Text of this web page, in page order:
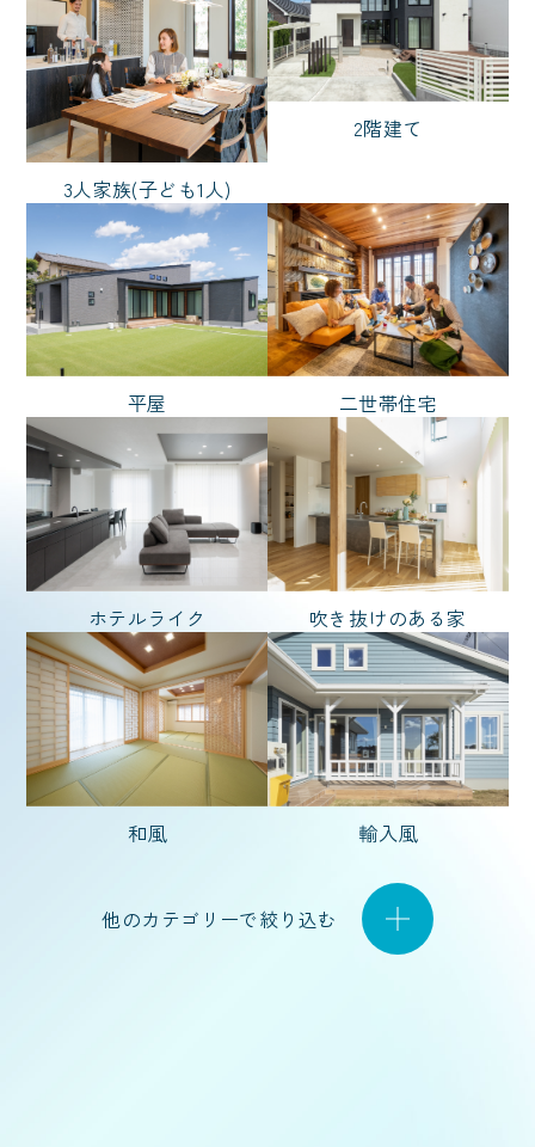
3人家族(子ども1人)
2階建て
平屋 二世帯住宅
ホテルライク 吹き抜けのある家
和風 輸入風
他のカテゴリーで絞り込む
ノーブルタイル
犬と暮らす
バイク
猫と暮らす
2階リビング
ハイトリビング
白い外観
スタイル
ナチュラル
ノーブルスタイル
モダン
リゾート
和風
輸入風
シンプル
広さ
坪 〜
坪